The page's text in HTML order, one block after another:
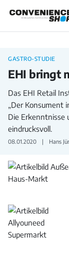
GASTRO-STUDIE
EHI bringt
Das EHI Retail
„Der Konsument
Die Erkenntnisse
eindrucksvoll.
08.01.2020 Hans